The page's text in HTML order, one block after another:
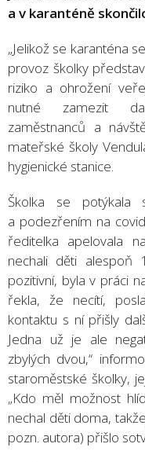
a v karanténě
„Jelikož se karanténa
provoz školky
riziko a ohrožení
nutné zamezit
zaměstnanců a
mateřské školy
hygienické stanice.
Školka se potýkala
a podezřením na
ředitelka apelovala
nechali děti alespoň
pozitivní, byla v práci
řekla, že necítí,
kontaktu s ní přišly
Jedna už je ale
zbylých dvou,“
staroměstské školky,
„Kdo měl možnost
nechal děti doma,
pozn. autora) přišlo